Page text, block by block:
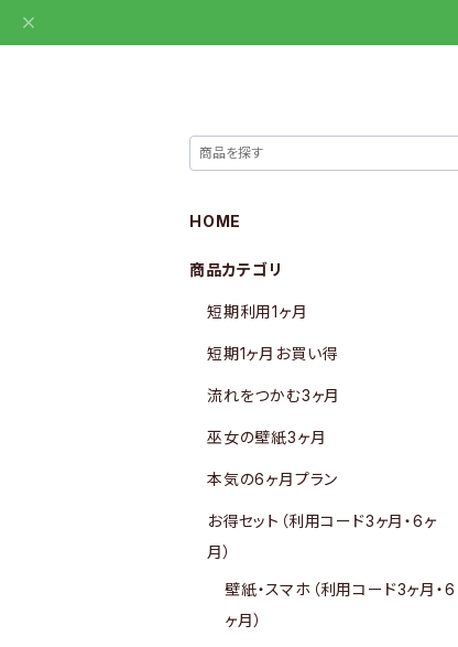
HOME
商品カテゴリ
短期利用1ヶ月
短期1ヶ月お買い得
流れをつかむ3ヶ月
巫女の壁紙3ヶ月
本気の6ヶ月プラン
お得セット（利用コード3ヶ月・6ヶ
月）
壁紙・スマホ（利用コード3ヶ月・6
ヶ月）